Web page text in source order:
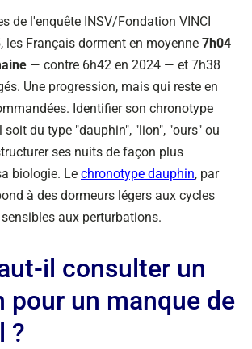
de l'enquête INSV/Fondation VINCI
les Français dorment en moyenne 7h04
— contre 6h42 en 2024 — et 7h38
Une progression, mais qui reste en
Identifier son chronotype
du type "dauphin", "lion", "ours" ou
ses nuits de façon plus
biologie. Le chronotype dauphin, par
à des dormeurs légers aux cycles
aux perturbations.
il consulter un
pour un manque de
?